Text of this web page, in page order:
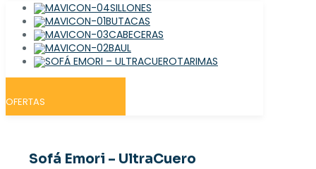
SILLONES
BUTACAS
CABECERAS
BAUL
TARIMAS
OFERTAS
Sofá Emori – UltraCuero